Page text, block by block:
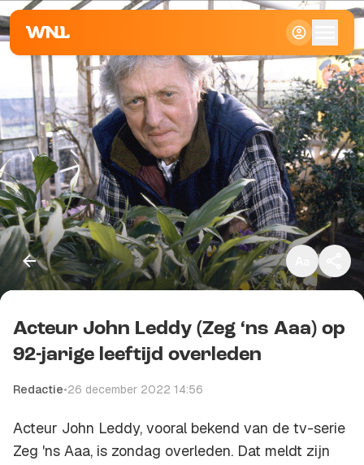
Klein
Standaard
Groot
Kopieer link
Acteur John Leddy (Zeg ‘ns Aaa) op
92-jarige leeftijd overleden
Redactie•26 december 2022 14:56
Acteur John Leddy, vooral bekend van de tv-serie
Zeg 'ns Aaa, is zondag overleden. Dat meldt zijn